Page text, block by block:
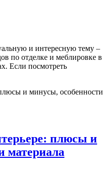
и интересную тему –
по отделке и меблировке в
Если посмотреть
плюсы и
материала